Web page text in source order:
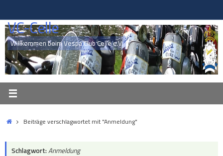
springen
VC-Celle
Willkommen beim Vespa Club Celle e.V.
StartBeiträge verschlagwortet mit "Anmeldung"
Schlagwort:Anmeldung